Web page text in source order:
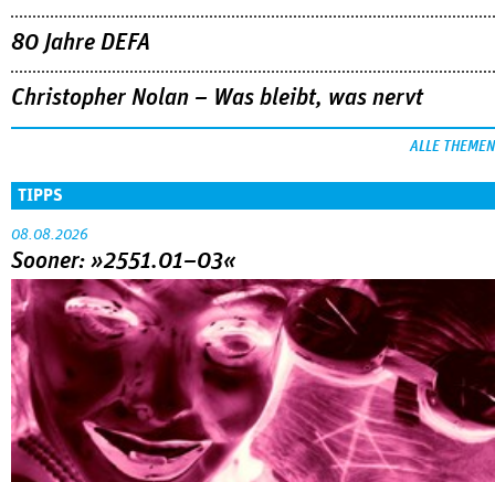
80 Jahre DEFA
Christopher Nolan – Was bleibt, was nervt
ALLE THEMEN
TIPPS
08.08.2026
Sooner: »2551.01–03«